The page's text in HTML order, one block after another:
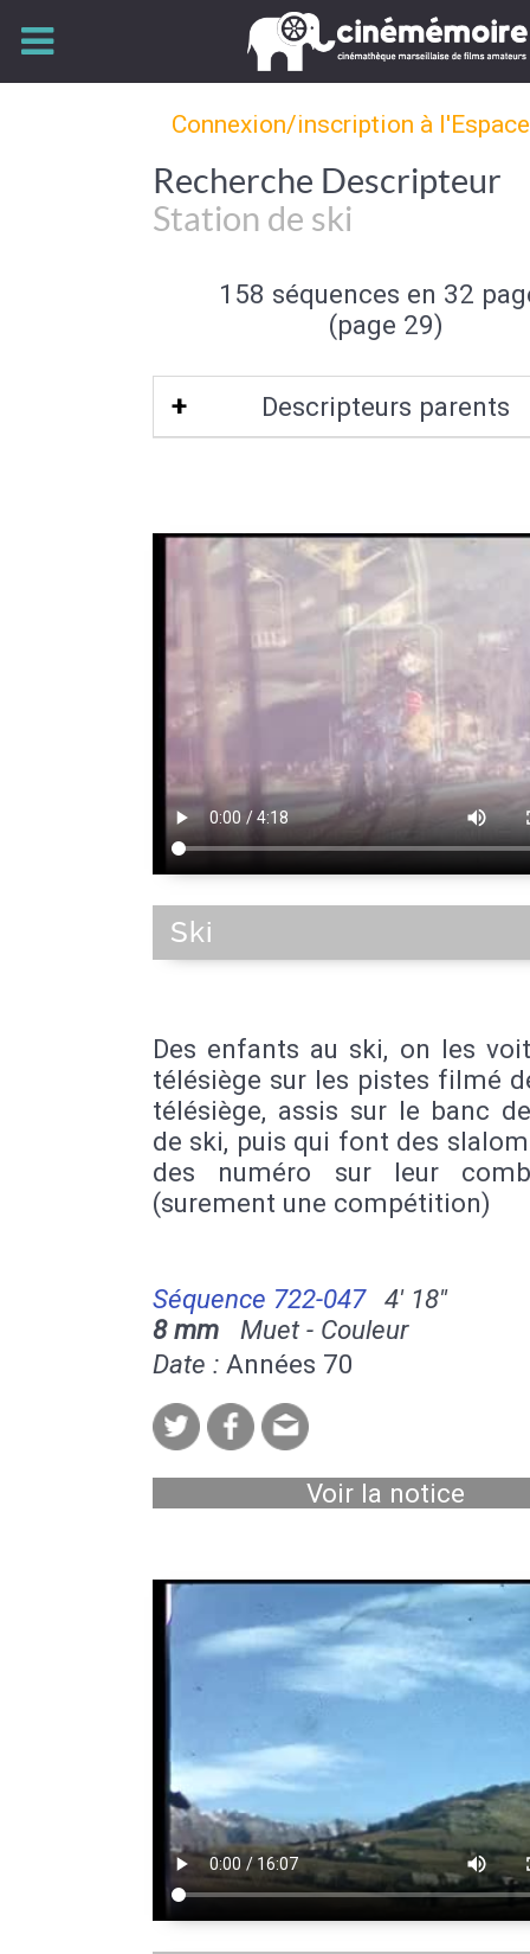
Connexion/inscription à
Recherche Descripteur
Station de ski
158 séquences en 32
(page 29)
Descripteurs parents
Ski
Des enfants au ski, on les
télésiège sur les pistes filmé
télésiège, assis sur le banc
de ski, puis qui font des
des numéro sur leur
(surement une compétition)
Séquence 722-047
4' 18''
8 mm Muet - Couleur
Date : Années 70
Voir la notice